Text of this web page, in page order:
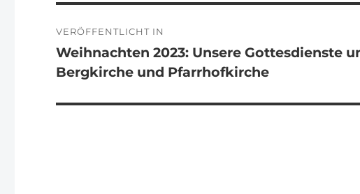
VERÖFFENTLICHT IN
Weihnachten 2023: Unsere Gottesdienste
Bergkirche und Pfarrhofkirche